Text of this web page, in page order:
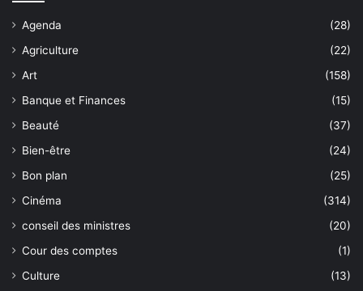
Agenda
(28)
Agriculture
(22)
Art
(158)
Banque et Finances
(15)
Beauté
(37)
Bien-être
(24)
Bon plan
(25)
Cinéma
(314)
conseil des ministres
(20)
Cour des comptes
(1)
Culture
(13)